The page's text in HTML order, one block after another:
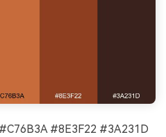
#8E3F22 #3A231D